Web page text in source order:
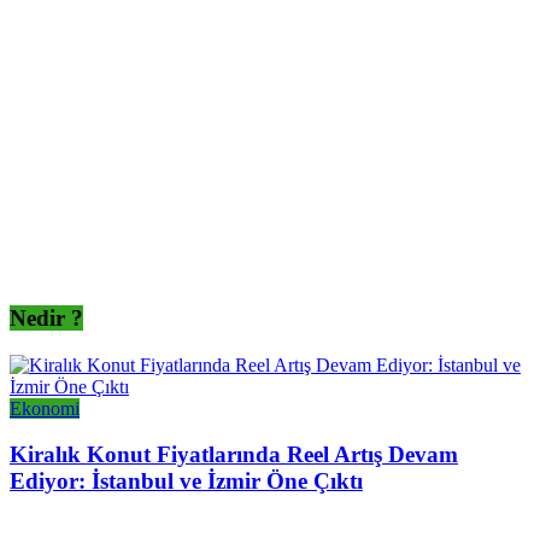
Nedir ?
Ekonomi
Kiralık Konut Fiyatlarında Reel Artış Devam
Ediyor: İstanbul ve İzmir Öne Çıktı